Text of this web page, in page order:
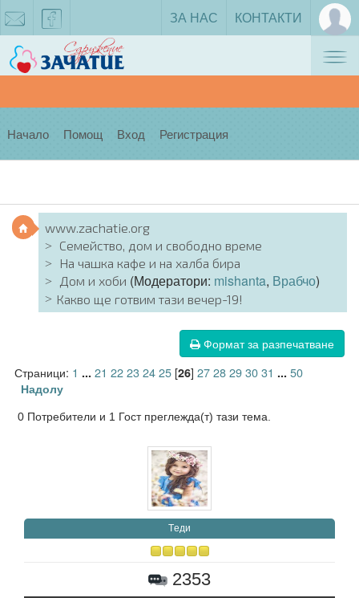
facebook
ЗА НАС КОНТАКТИ
Начало Помощ Вход Регистрация
www.zachatie.org
Семейство, дом и свободно време
На чашка кафе и на халба бира
Дом и хоби (Модератори: mishanta, Врабчо)
Какво ще готвим тази вечер-19!
Формат за разпечатване
Страници: 1 ... 21 22232425[26] 2728293031 ... 50
Надолу
0 Потребители и 1 Гост преглежда(т) тази тема.
Tеди
2353